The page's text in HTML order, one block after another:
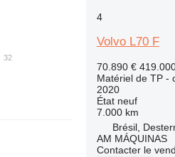
4
Volvo L70 F
70.890 €
Matériel de TP -
2020
Étatneuf
7.000 km
Brésil,
AM MÁQUINAS
Contacter le